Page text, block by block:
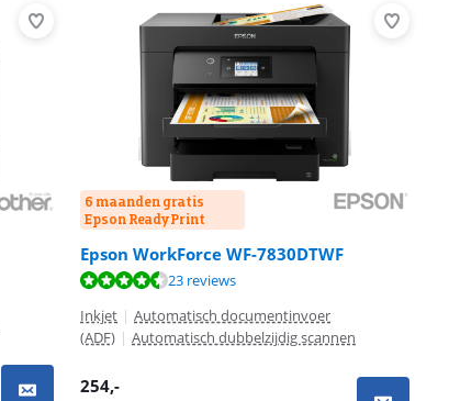
6 maanden gratis
Epson ReadyPrint
Epson WorkForce WF-7830DTWF
23 reviews
Inkjet | Automatisch documentinvoer
(ADF) | Automatisch dubbelzijdig scannen
254,-